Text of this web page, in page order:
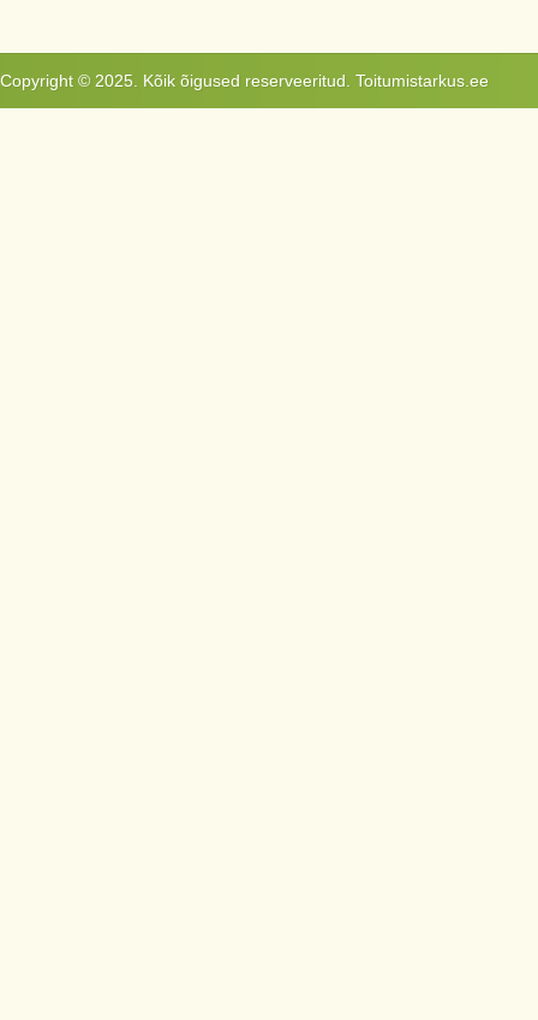
Copyright © 2025. Kõik õigused reserveeritud. Toitumistarkus.ee